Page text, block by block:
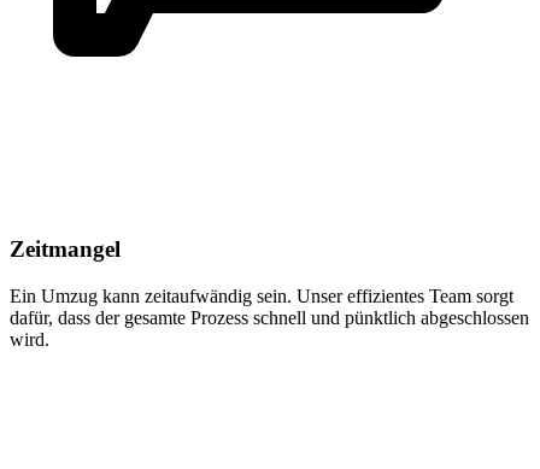
Zeitmangel
Ein Umzug kann zeitaufwändig sein. Unser effizientes Team sorgt
dafür, dass der gesamte Prozess schnell und pünktlich abgeschlossen
wird.